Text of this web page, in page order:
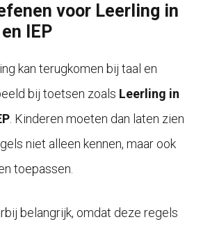
voor Leerling in
IEP
kan terugkomen bij taal en
bij toetsen zoals Leerling in
. Kinderen moeten dan laten zien
niet alleen kennen, maar ook
toepassen.
belangrijk, omdat deze regels